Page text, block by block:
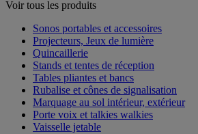
Voir tous les produits
Sonos portables et accessoires
Projecteurs, Jeux de lumière
Quincaillerie
Stands et tentes de réception
Tables pliantes et bancs
Rubalise et cônes de signalisation
Marquage au sol intérieur, extérieur
Porte voix et talkies walkies
Vaisselle jetable